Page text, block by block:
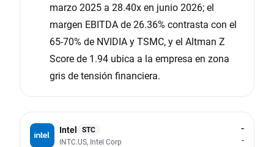
marzo 2025 a 28.40x en junio 2026; el
margen EBITDA de 26.36% contrasta con el
65-70% de NVIDIA y TSMC, y el Altman Z
Score de 1.94 ubica a la empresa en zona
gris de tensión financiera.
Intel STC
INTC.US, Intel Corp
-
-